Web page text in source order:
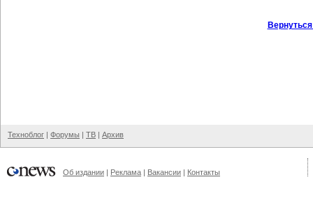
Техноблог | Форумы | ТВ | Архив
Об издании | Реклама | Вакансии | Контакты